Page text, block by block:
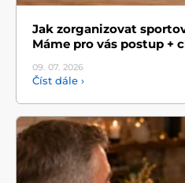
Jak zorganizovat
Máme pro vás postup +
09. 07. 2026
Číst dále ›